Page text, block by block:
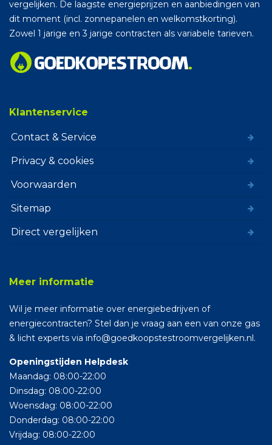
vergelijken. De laagste energieprijzen en aanbiedingen van
dit moment (incl. zonnepanelen en welkomstkorting).
Zowel 1 jarige en 3 jarige contracten als variabele tarieven.
Klantenservice
Contact & Service
Privacy & cookies
Voorwaarden
Sitemap
Direct vergelijken
Meer informatie
Wil je meer informatie over energiebedrijven of
energiecontracten? Stel dan je vraag aan een van onze gas
& licht experts via info@goedkoopstestroomvergelijken.nl.
Openingstijden Helpdesk
Maandag: 08:00-22:00
Dinsdag: 08:00-22:00
Woensdag: 08:00-22:00
Donderdag: 08:00-22:00
Vrijdag: 08:00-22:00